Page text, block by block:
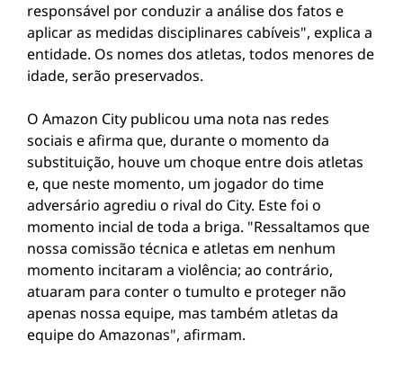
responsável por conduzir a análise dos fatos e
aplicar as medidas disciplinares cabíveis", explica a
entidade. Os nomes dos atletas, todos menores de
idade, serão preservados.
O Amazon City publicou uma nota nas redes
sociais e afirma que, durante o momento da
substituição, houve um choque entre dois atletas
e, que neste momento, um jogador do time
adversário agrediu o rival do City. Este foi o
momento incial de toda a briga. "Ressaltamos que
nossa comissão técnica e atletas em nenhum
momento incitaram a violência; ao contrário,
atuaram para conter o tumulto e proteger não
apenas nossa equipe, mas também atletas da
equipe do Amazonas", afirmam.